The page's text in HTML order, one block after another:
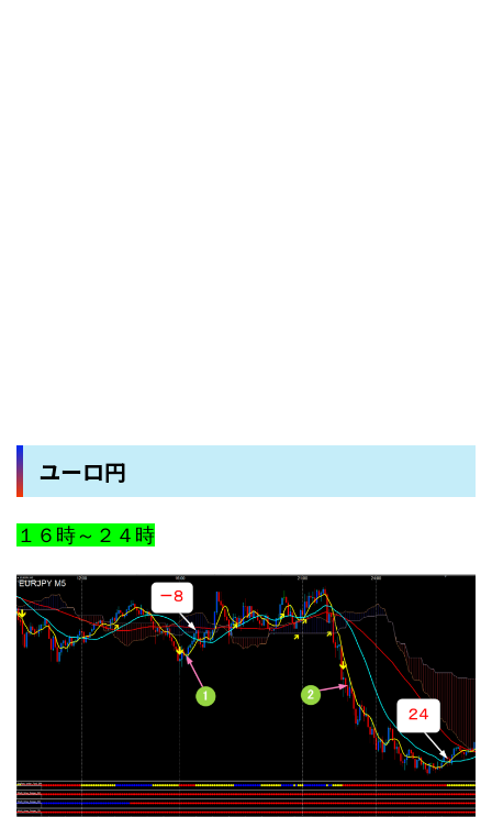
ユーロ円
１６時～２４時